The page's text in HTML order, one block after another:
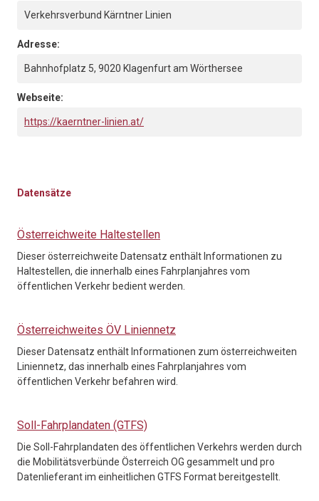
Verkehrsverbund Kärntner Linien
Adresse:
Bahnhofplatz 5, 9020 Klagenfurt am Wörthersee
Webseite:
https://kaerntner-linien.at/
Datensätze
Österreichweite Haltestellen
Dieser österreichweite Datensatz enthält Informationen zu
Haltestellen, die innerhalb eines Fahrplanjahres vom
öffentlichen Verkehr bedient werden.
Österreichweites ÖV Liniennetz
Dieser Datensatz enthält Informationen zum österreichweiten
Liniennetz, das innerhalb eines Fahrplanjahres vom
öffentlichen Verkehr befahren wird.
Soll-Fahrplandaten (GTFS)
Die Soll-Fahrplandaten des öffentlichen Verkehrs werden durch
die Mobilitätsverbünde Österreich OG gesammelt und pro
Datenlieferant im einheitlichen GTFS Format bereitgestellt.